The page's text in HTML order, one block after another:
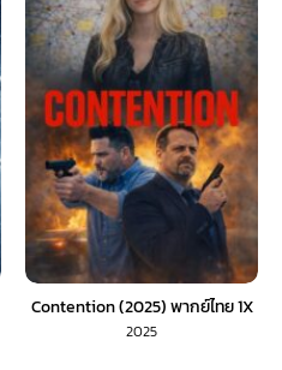
Contention (2025) พากย์ไทย 1X
2025